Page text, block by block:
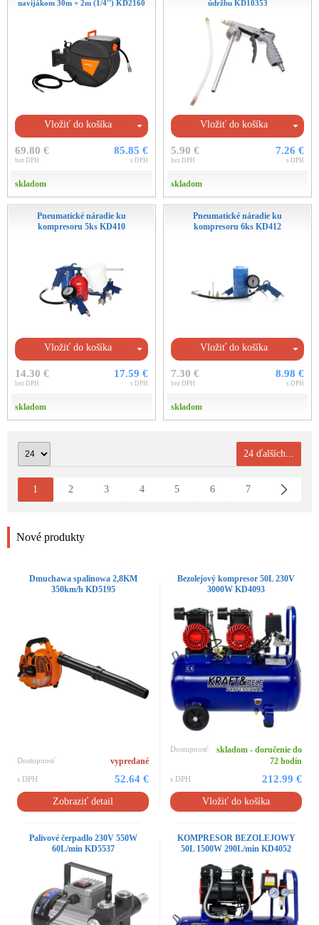
navijákom 30m + 2m (1/4'') KD2160
Vložiť do košíka
69.80 €
bez DPH
85.85 €
s DPH
skladom
údržbu KD10353
Vložiť do košíka
5.90 €
bez DPH
7.26 €
s DPH
skladom
Pneumatické náradie ku
kompresoru 5ks KD410
Vložiť do košíka
14.30 €
bez DPH
17.59 €
s DPH
skladom
Pneumatické náradie ku
kompresoru 6ks KD412
Vložiť do košíka
7.30 €
bez DPH
8.98 €
s DPH
skladom
24 ďalších...
1 2 3 4 5 6 7
Nové produkty
Dmuchawa spalinowa 2,8KM
350km/h KD5195
Dostupnosť vypredané
s DPH 52.64 €
Zobraziť detail
Bezolejový kompresor 50L 230V
3000W KD4093
Dostupnosť
skladom - doručenie do
72 hodín
s DPH 212.99 €
Vložiť do košíka
Palivové čerpadlo 230V 550W
60L/min KD5537
KOMPRESOR BEZOLEJOWY
50L 1500W 290L/min KD4052